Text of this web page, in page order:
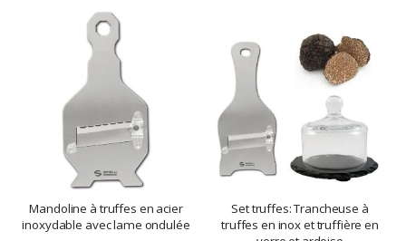
Mandoline à truffes en acier
inoxydable avec lame ondulée
Set truffes: Trancheuse à
truffes en inox et truffière en